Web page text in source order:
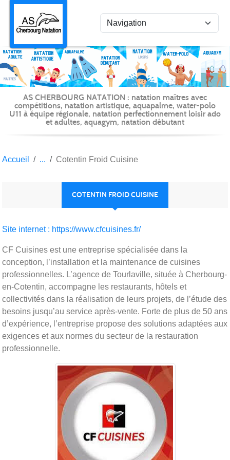
AS CHERBOURG NATATION : natation maîtres avec
compétitions, natation artistique, aquapalme, water-polo
U11 à équipe régionale, natation perfectionnement loisir ado
et adultes, aquagym, natation débutant
Accueil Cotentin Froid Cuisine
COTENTIN FROID CUISINE
Site internet : https://www.cfcuisines.fr/
CF Cuisines est une entreprise spécialisée dans la
conception, l’installation et la maintenance de cuisines
professionnelles. L’agence de Tourlaville, située à Cherbourg-
en-Cotentin, accompagne les restaurants, hôtels et
collectivités dans la réalisation de leurs projets, de l’étude des
besoins jusqu’au service après-vente. Forte de plus de 50 ans
d’expérience, l’entreprise propose des solutions adaptées aux
exigences et aux normes du secteur de la restauration
professionnelle.
Panneau de gestion des cookies